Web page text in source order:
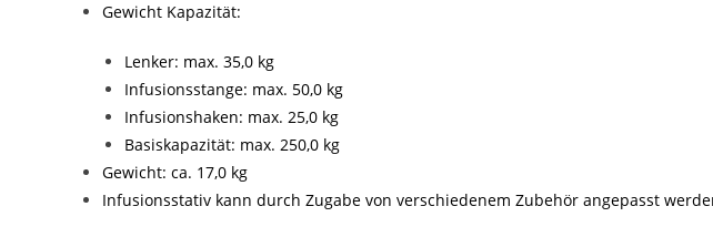
Gewicht Kapazität:
Lenker: max. 35,0 kg
Infusionsstange: max. 50,0 kg
Infusionshaken: max. 25,0 kg
Basiskapazität: max. 250,0 kg
Gewicht: ca. 17,0 kg
Infusionsstativ kann durch Zugabe von verschiedenem Zubehör angepasst